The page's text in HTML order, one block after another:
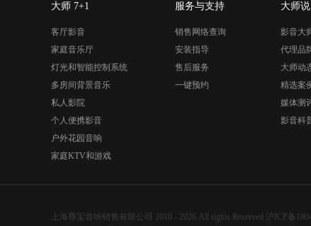
大师 7+1
客厅影音
家庭音乐厅
灯光和智能控制系统
多房间背景音乐
私人影院
个人便携影音
户外花园音响
家庭KTV和游戏
服务与支持
销售网络查询
安装指导
售后服务
一键预约
大师说
影音大
代理品
大师动
精选案
媒体测
影音科
上海尊宝音响销售有限公司 2010 - 2026 All rights Reserved 沪ICP备